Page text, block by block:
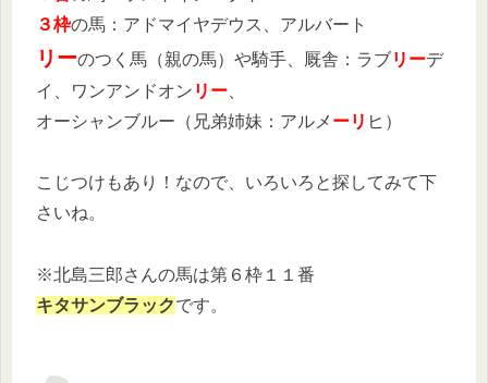
３枠の馬：アドマイヤデウス、アルバート
リーのつく馬（親の馬）や騎手、厩舎：ラブリーデ
イ、ワンアンドオン リー
オーシャンブルー（兄弟姉妹：アルメ ーリ ヒ）
こじつけもあり！なので、いろいろと探してみて下
さいね。
※北島三郎さんの馬は第６枠１１番
キタサンブラックです。